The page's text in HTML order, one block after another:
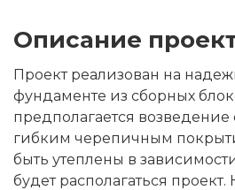
Описание
Проект реализован на
фундаменте из сборных
предполагается возведение
гибким черепичным
быть утеплены в
будет располагаться